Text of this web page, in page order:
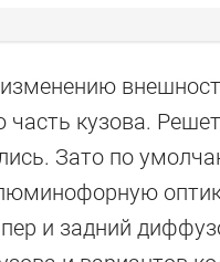
кузова.
Зато по
и задний